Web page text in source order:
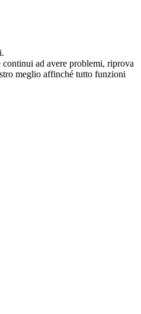
continui ad avere problemi, riprova
meglio affinché tutto funzioni